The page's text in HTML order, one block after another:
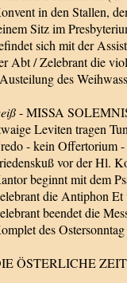
in den Stallen,
Sitz im
sich mit der
Abt / Zelebrant die
des
- MISSA
Leviten tragen
- kein Offertorium
vor der Hl.
beginnt mit dem
die Antiphon
beendet die
des
ÖSTERLICHE ZEIT